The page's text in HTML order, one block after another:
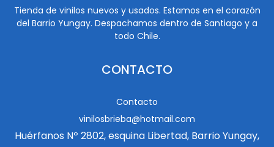
Tienda de vinilos nuevos y usados. Estamos en el corazón
del Barrio Yungay. Despachamos dentro de Santiago y a
todo Chile.
CONTACTO
Contacto
vinilosbrieba@hotmail.com
Huérfanos Nº 2802, esquina Libertad, Barrio Yungay,